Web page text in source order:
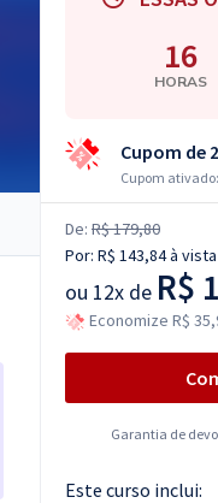
16
HORAS
Cupom de
Cupom ativado:
De: R$ 179,80
Por: R$ 143,84à vista
ou 12x de R$
Economize R$
Garantia de
Este curso inclui: